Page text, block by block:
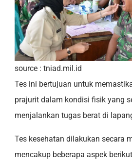
source : tniad.mil.id
Tes ini bertujuan untuk
prajurit dalam kondisi fisik yang
menjalankan tugas berat di
Tes kesehatan dilakukan secara
mencakup beberapa aspek